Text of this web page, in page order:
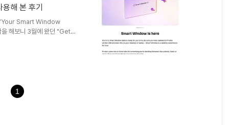
해 본 후기
"Your Smart Window
해보니 3월에 왔던 "Get
메일이 생각났다.이 메
1